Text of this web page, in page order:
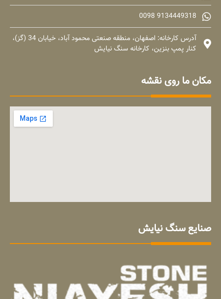
9134449318 0098
آدرس کارخانه: اصفهان، منطقه صنعتی محمود آباد، خیابان 34 (گز)،
کنار پمپ بنزین، کارخانه سنگ نیایش
مکان ما روی نقشه
صنایع سنگ نیایش